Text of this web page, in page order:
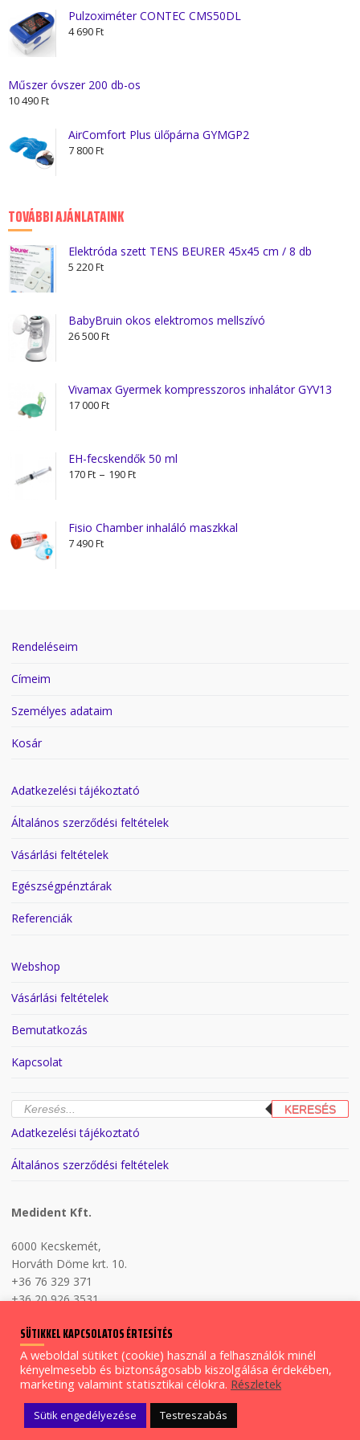
Pulzoximéter CONTEC CMS50DL
4 690Ft
Műszer óvszer 200 db-os
10 490Ft
AirComfort Plus ülőpárna GYMGP2
7 800Ft
TOVÁBBI AJÁNLATAINK
Elektróda szett TENS BEURER 45x45 cm / 8 db
5 220Ft
BabyBruin okos elektromos mellszívó
26 500Ft
Vivamax Gyermek kompresszoros inhalátor GYV13
17 000Ft
EH-fecskendők 50 ml
170Ft – 190FtÁrtartomány:
190 Ft
Fisio Chamber inhaláló maszkkal
7 490Ft
Rendeléseim
Címeim
Személyes adataim
Kosár
Adatkezelési tájékoztató
Általános szerződési feltételek
Vásárlási feltételek
Egészségpénztárak
Referenciák
Webshop
Vásárlási feltételek
Bemutatkozás
Kapcsolat
Products
search KERESÉS
Adatkezelési tájékoztató
Általános szerződési feltételek
Medident Kft.
6000 Kecskemét,
Horváth Döme krt. 10.
+36 76 329 371
+36 20 926 3531
Copyright © Medident Kft. 2026.
SÜTIKKEL KAPCSOLATOS ÉRTESÍTÉS
A weboldal sütiket (cookie) használ a felhasználók minél
kényelmesebb és biztonságosabb kiszolgálása érdekében,
marketing valamint statisztikai célokra. Részletek
Sütik engedélyezése Testreszabás